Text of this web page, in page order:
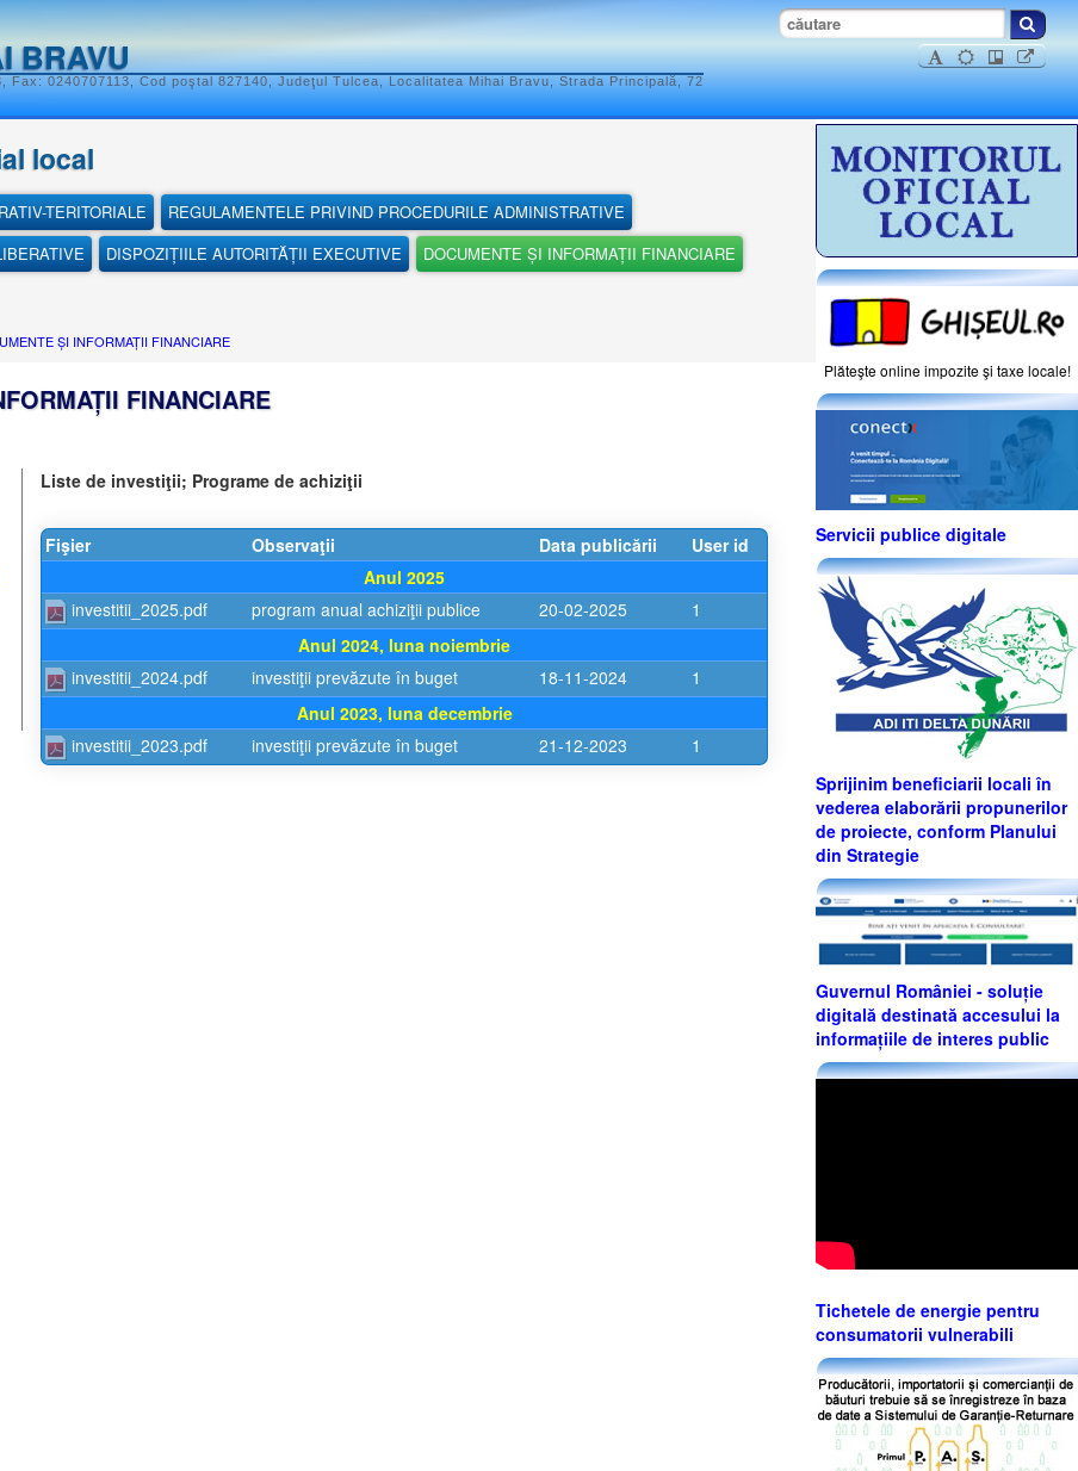
BRAVU
Fax: 0240707113, Cod poştal 827140, Judeţul Tulcea, Localitatea Mihai Bravu, Strada Principală, 72
local
TERITORIALE
REGULAMENTELE PRIVIND PROCEDURILE ADMINISTRATIVE
DISPOZIȚIILE AUTORITĂȚII EXECUTIVE
DOCUMENTE ȘI INFORMAȚII FINANCIARE
ȘI INFORMAȚII FINANCIARE
FINANCIARE
Liste de investiţii; Programe de achiziţii
Fişier Observaţii Data publicării
User id
Anul 2025
investitii_2025.pdf
program anual achiziţii publice 20-02-2025
1
Anul 2024, luna noiembrie
investitii_2024.pdf
investiţii prevăzute în buget 18-11-2024
1
Anul 2023, luna decembrie
investitii_2023.pdf
investiţii prevăzute în buget 21-12-2023 1
Plăteşte online impozite şi taxe locale!
Servicii publice digitale
Sprijinim beneficiarii locali în
vederea elaborării propunerilor
de proiecte, conform Planului
din Strategie
Guvernul României - soluție
digitală destinată accesului la
informațiile de interes public
Tichetele de energie pentru
consumatorii vulnerabili